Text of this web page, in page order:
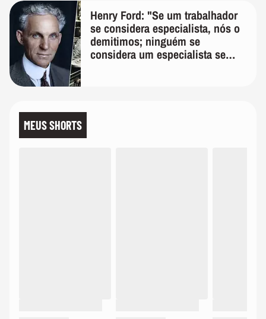
Henry Ford: "Se um trabalhador
se considera especialista, nós o
demitimos; ninguém se
considera um especialista se
MEUS SHORTS